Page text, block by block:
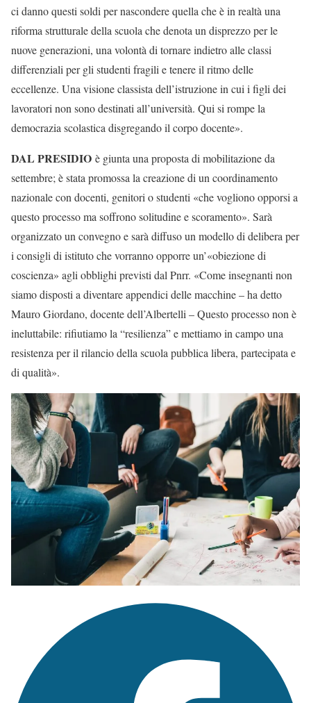
ci danno questi soldi per nascondere quella che è in realtà una
riforma strutturale della scuola che denota un disprezzo per le
nuove generazioni, una volontà di tornare indietro alle classi
differenziali per gli studenti fragili e tenere il ritmo delle
eccellenze. Una visione classista dell’istruzione in cui i figli dei
lavoratori non sono destinati all’università. Qui si rompe la
democrazia scolastica disgregando il corpo docente».
DAL PRESIDIO è giunta una proposta di mobilitazione da
settembre; è stata promossa la creazione di un coordinamento
nazionale con docenti, genitori o studenti «che vogliono opporsi a
questo processo ma soffrono solitudine e scoramento». Sarà
organizzato un convegno e sarà diffuso un modello di delibera per
i consigli di istituto che vorranno opporre un’«obiezione di
coscienza» agli obblighi previsti dal Pnrr. «Come insegnanti non
siamo disposti a diventare appendici delle macchine – ha detto
Mauro Giordano, docente dell’Albertelli – Questo processo non è
ineluttabile: rifiutiamo la “resilienza” e mettiamo in campo una
resistenza per il rilancio della scuola pubblica libera, partecipata e
di qualità».